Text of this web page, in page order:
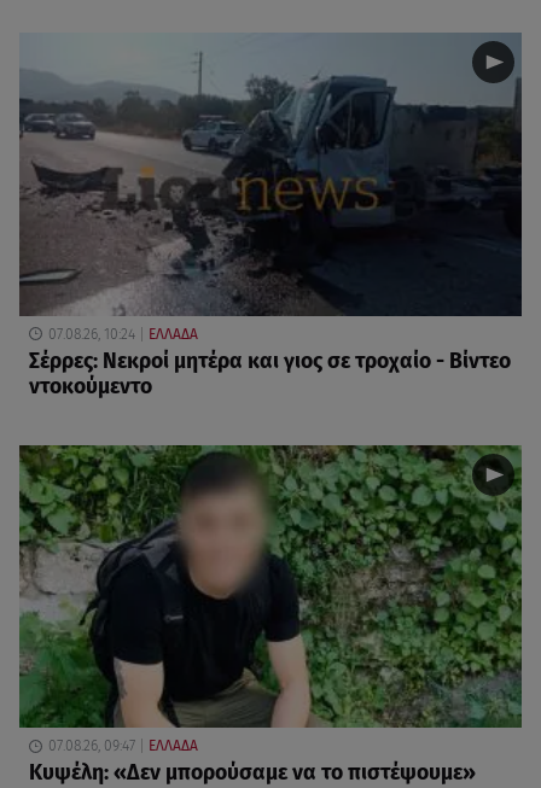
07.08.26, 10:24 ΕΛΛΑΔΑ
Σέρρες: Νεκροί μητέρα και γιος σε τροχαίο - Βίντεο
ντοκούμεντο
07.08.26, 09:47 ΕΛΛΑΔΑ
Κυψέλη: «Δεν μπορούσαμε να το πιστέψουμε»